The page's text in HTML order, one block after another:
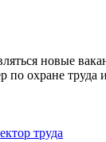
новые
по охране труда
труда